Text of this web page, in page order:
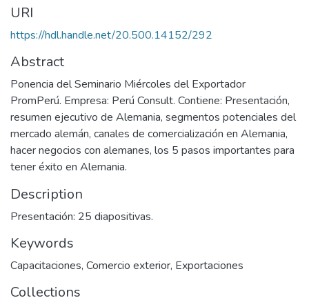
URI
https://hdl.handle.net/20.500.14152/292
Abstract
Ponencia del Seminario Miércoles del Exportador
PromPerú. Empresa: Perú Consult. Contiene: Presentación,
resumen ejecutivo de Alemania, segmentos potenciales del
mercado alemán, canales de comercialización en Alemania,
hacer negocios con alemanes, los 5 pasos importantes para
tener éxito en Alemania.
Description
Presentación: 25 diapositivas.
Keywords
Capacitaciones, Comercio exterior, Exportaciones
Collections